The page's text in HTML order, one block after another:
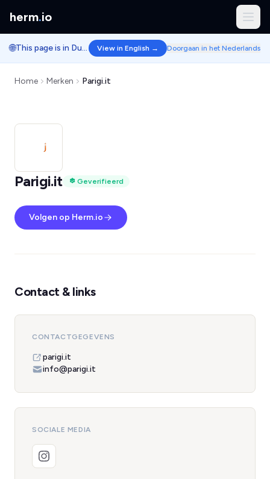
herm.io
🌐 This page is in Dutch. View in English → Doorgaan in het Nederlands
Home Merken Parigi.it
Parigi.it Geverifieerd
Volgen op Herm.io
Contact & links
CONTACTGEGEVENS
parigi.it
info@parigi.it
SOCIALE MEDIA